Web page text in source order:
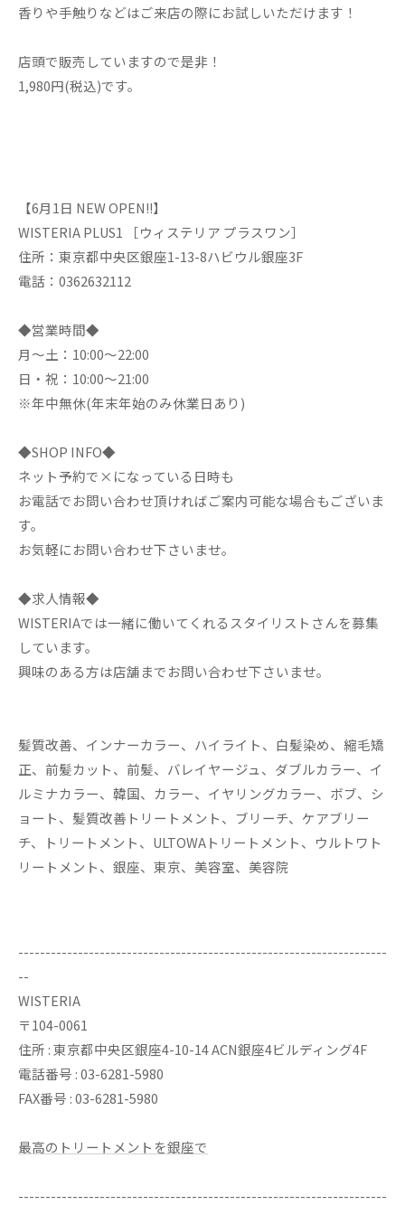
香りや手触りなどはご来店の際にお試しいただけます！
店頭で販売していますので是非！
1,980円(税込)です。
【6月1日 NEW OPEN!!】
WISTERIA PLUS1 ［ウィステリア プラスワン］
住所：東京都中央区銀座1-13-8ハビウル銀座3F
電話：0362632112
◆営業時間◆
月～土：10:00～22:00
日・祝：10:00～21:00
※年中無休(年末年始のみ休業日あり)
◆SHOP INFO◆
ネット予約で×になっている日時も
お電話でお問い合わせ頂ければご案内可能な場合もございま
す。
お気軽にお問い合わせ下さいませ。
◆求人情報◆
WISTERIAでは一緒に働いてくれるスタイリストさんを募集
しています。
興味のある方は店舗までお問い合わせ下さいませ。
髪質改善、インナーカラー、ハイライト、白髪染め、縮毛矯
正、前髪カット、前髪、バレイヤージュ、ダブルカラー、イ
ルミナカラー、韓国、カラー、イヤリングカラー、ボブ、シ
ョート、髪質改善トリートメント、ブリーチ、ケアブリー
チ、トリートメント、ULTOWAトリートメント、ウルトワト
リートメント、銀座、東京、美容室、美容院
--------------------------------------------------------------------
--
WISTERIA
〒104-0061
住所 : 東京都中央区銀座4-10-14 ACN銀座4ビルディング4F
電話番号 : 03-6281-5980
FAX番号 : 03-6281-5980
最高のトリートメントを銀座で
--------------------------------------------------------------------